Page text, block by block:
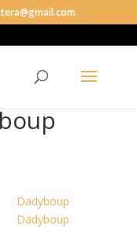
Dadyboup
Dadyboup